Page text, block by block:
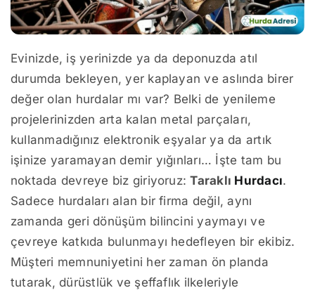
Evinizde, iş yerinizde ya da deponuzda atıl
durumda bekleyen, yer kaplayan ve aslında birer
değer olan hurdalar mı var? Belki de yenileme
projelerinizden arta kalan metal parçaları,
kullanmadığınız elektronik eşyalar ya da artık
işinize yaramayan demir yığınları… İşte tam bu
noktada devreye biz giriyoruz:Taraklı Hurdacı.
Sadece hurdaları alan bir firma değil, aynı
zamanda geri dönüşüm bilincini yaymayı ve
çevreye katkıda bulunmayı hedefleyen bir ekibiz.
Müşteri memnuniyetini her zaman ön planda
tutarak, dürüstlük ve şeffaflık ilkeleriyle